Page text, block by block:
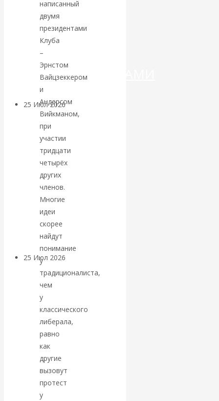
ДЕНЕГ»: КИТАЙ
ВЕДЁТ БОРЬБУ
КРИПТОВАЛЮТАМИ
25 Июл 2026Геополитика
Валентин
КАтасонов.
Может ли
Америка
покинуть НАТО?
25 Июл 2026
интервью и беседы
«Об этом
молчат»:
экономист
Валентин
Катасонов
написанный
двумя
президентами
Клуба
–
Эрнстом
Вайцзеккером
и
Андерсом
Вийкманом,
при
участии
тридцати
четырёх
других
членов.
Многие
идеи
скорее
найдут
понимание
у
традиционалиста,
чем
у
классического
либерала,
равно
как
другие
вызовут
протест
у